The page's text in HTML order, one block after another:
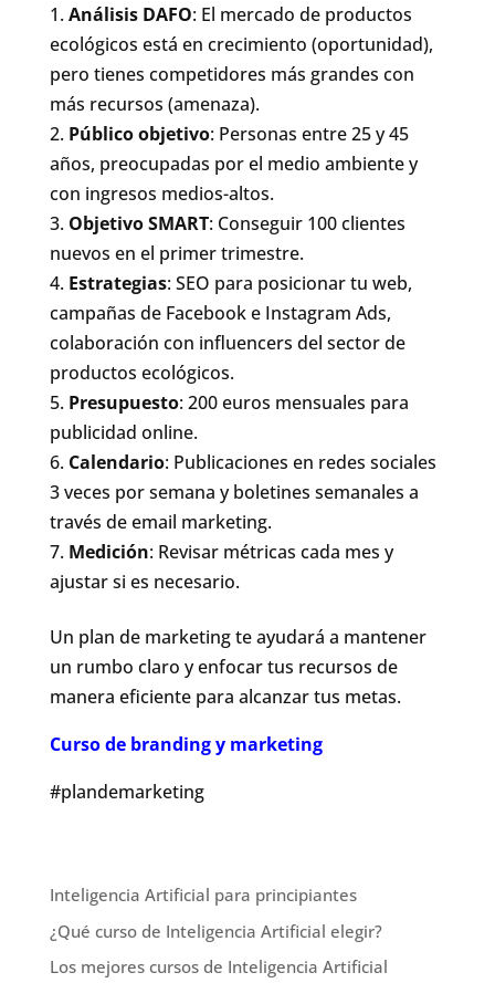
Análisis DAFO: El mercado de productos
ecológicos está en crecimiento (oportunidad),
pero tienes competidores más grandes con
más recursos (amenaza).
Público objetivo: Personas entre 25 y 45
años, preocupadas por el medio ambiente y
con ingresos medios-altos.
Objetivo SMART: Conseguir 100 clientes
nuevos en el primer trimestre.
Estrategias: SEO para posicionar tu web,
campañas de Facebook e Instagram Ads,
colaboración con influencers del sector de
productos ecológicos.
Presupuesto: 200 euros mensuales para
publicidad online.
Calendario: Publicaciones en redes sociales
3 veces por semana y boletines semanales a
través de email marketing.
Medición: Revisar métricas cada mes y
ajustar si es necesario.
Un plan de marketing te ayudará a mantener
un rumbo claro y enfocar tus recursos de
manera eficiente para alcanzar tus metas.
Curso de branding y marketing
#plandemarketing
Inteligencia Artificial para principiantes
¿Qué curso de Inteligencia Artificial elegir?
Los mejores cursos de Inteligencia Artificial